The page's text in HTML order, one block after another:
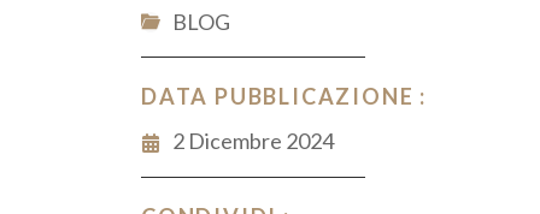
BLOG
DATA PUBBLICAZIONE :
2 Dicembre 2024